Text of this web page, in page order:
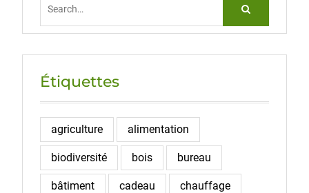
Étiquettes
agriculture alimentation
biodiversité bois bureau
bâtiment cadeau chauffage